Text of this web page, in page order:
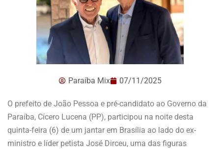
Paraíba Mix 07/11/2025
O prefeito de João Pessoa e pré-candidato ao Governo da
Paraíba, Cícero Lucena (PP), participou na noite desta
quinta-feira (6) de um jantar em Brasília ao lado do ex-
ministro e líder petista José Dirceu, uma das figuras